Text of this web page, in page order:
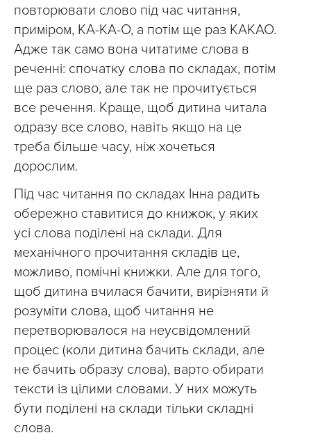
повторювати слово під час читання,
приміром, КА-КА-О, а потім ще раз КАКАО.
Адже так само вона читатиме слова в
реченні: спочатку слова по складах, потім
ще раз слово, але так не прочитується
все речення. Краще, щоб дитина читала
одразу все слово, навіть якщо на це
треба більше часу, ніж хочеться
дорослим.
Під час читання по складах Інна радить
обережно ставитися до книжок, у яких
усі слова поділені на склади. Для
механічного прочитання складів це,
можливо, помічні книжки. Але для того,
щоб дитина вчилася бачити, вирізняти й
розуміти слова, щоб читання не
перетворювалося на неусвідомлений
процес (коли дитина бачить склади, але
не бачить образу слова), варто обирати
тексти із цілими словами. У них можуть
бути поділені на склади тільки складні
слова.